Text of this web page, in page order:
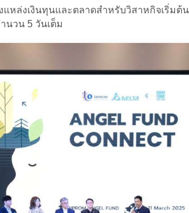
งเงินทุนและตลาดสำหรับวิสาหกิจเริ่มต้น
นวน 5 วันเต็ม